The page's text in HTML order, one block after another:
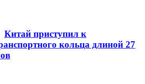
Китай приступил к
кольца длиной 27